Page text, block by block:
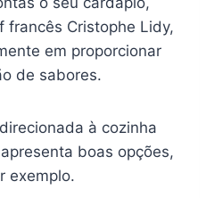
francês Cristophe Lidy,
em proporcionar
de sabores.
à cozinha
boas opções,
exemplo.